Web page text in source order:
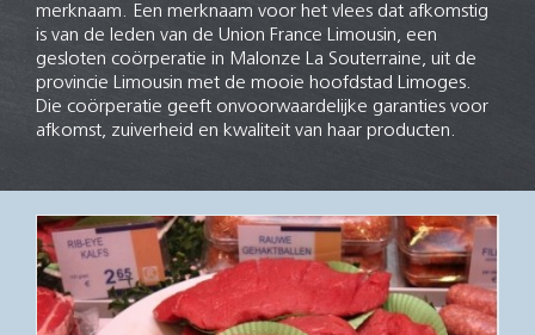
merknaam. Een merknaam voor het vlees dat afkomstig
is van de leden van de Union France Limousin, een
gesloten coörperatie in Malonze La Souterraine, uit de
provincie Limousin met de mooie hoofdstad Limoges.
Die coörperatie geeft onvoorwaardelijke garanties voor
afkomst, zuiverheid en kwaliteit van haar producten.